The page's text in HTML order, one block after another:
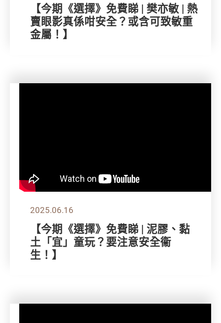
【今期《選擇》免費睇 | 樊亦敏 | 熱
賣眼影真係咁安全？或含可致敏重
金屬！】
2025.06.16
【今期《選擇》免費睇 | 泥膠、黏
土「宜」童玩？要注意安全衞
生！】